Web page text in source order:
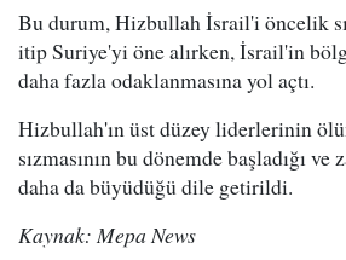
Bu durum, Hizbullah İsrail'i öncelik
itip Suriye'yi öne alırken, İsrail'in
daha fazla odaklanmasına yol açtı.
Hizbullah'ın üst düzey liderlerinin
sızmasının bu dönemde başladığı
daha da büyüdüğü dile getirildi.
Kaynak: Mepa News